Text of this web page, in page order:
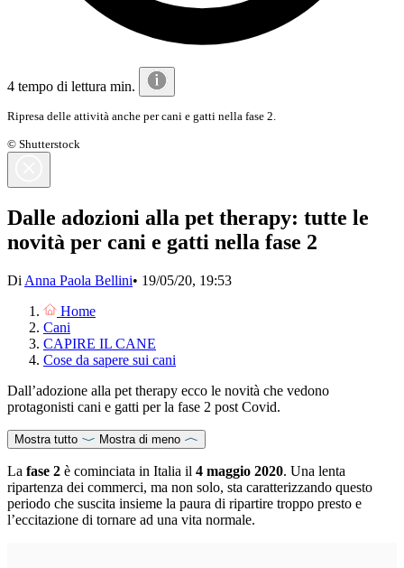
4 tempo di lettura min.
Ripresa delle attività anche per cani e gatti nella fase 2.
© Shutterstock
Dalle adozioni alla pet therapy: tutte le
novità per cani e gatti nella fase 2
Di Anna Paola Bellini• 19/05/20, 19:53
Home
Cani
CAPIRE IL CANE
Cose da sapere sui cani
Dall’adozione alla pet therapy ecco le novità che vedono
protagonisti cani e gatti per la fase 2 post Covid.
Mostra tutto Mostra di meno
La fase 2 è cominciata in Italia il 4 maggio 2020. Una lenta
ripartenza dei commerci, ma non solo, sta caratterizzando questo
periodo che suscita insieme la paura di ripartire troppo presto e
l’eccitazione di tornare ad una vita normale.